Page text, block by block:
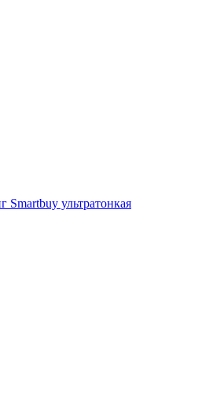
Smartbuy ультратонкая